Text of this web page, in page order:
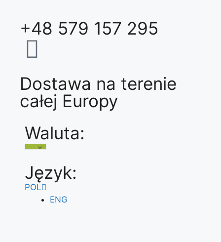
+48 579 157 295
Dostawa na terenie
całej Europy
Waluta:
Język:
POL
ENG